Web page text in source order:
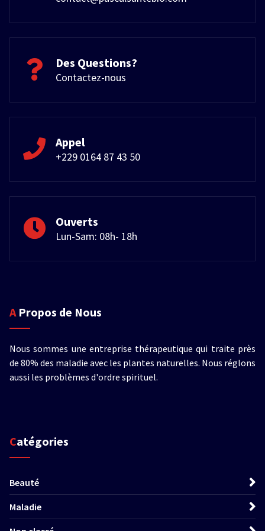
Des Questions?
Contactez-nous
Appel
+229 0164 87 43 50
Ouverts
Lun-Sam: 08h- 18h
A Propos de Nous
Nous sommes une entreprise thérapeutique qui traite près
de 80% des maladie avec les plantes naturelles. Nous réglons
aussi les problèmes d'ordre spirituel.
Catégories
Beauté
Maladie